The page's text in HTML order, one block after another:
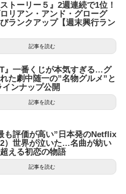
ストーリー５』2週連続で1位！
ロリアン・アンド・グローグ
ランクアップ【週末興行ラン
記事を読む
』一番くじが本気すぎる…グ
た劇中随一の”名物グルメ”と
インナップ公開
記事を読む
も評価が高い”日本発のNetflix
2）世界が泣いた…名曲が紡い
える初恋の物語
記事を読む